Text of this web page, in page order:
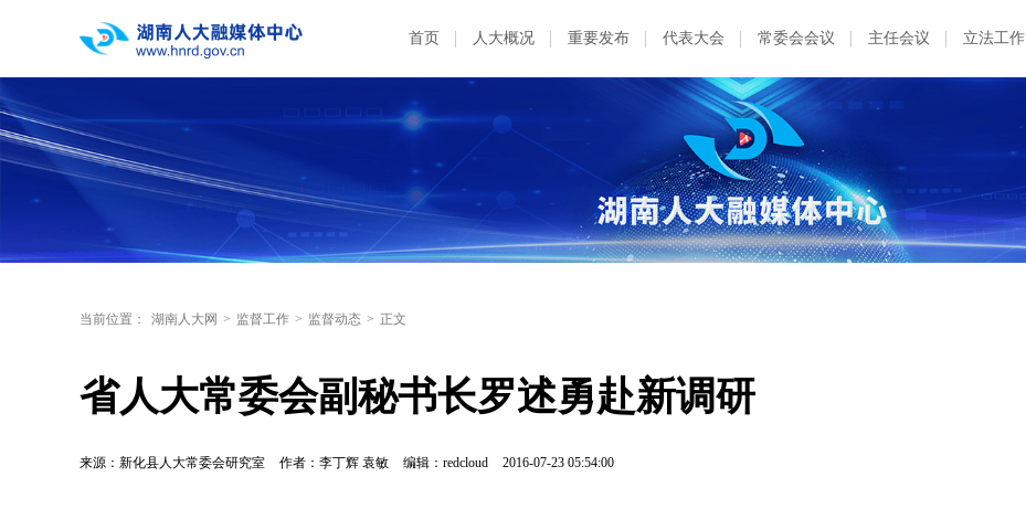
首页 人大概况 重要发布 代表大会 常委会会议 主任会议 立法工作
当前位置： 湖南人大网 > 监督工作 > 监督动态 > 正文
省人大常委会副秘书长罗述勇赴新调研
来源：新化县人大常委会研究室 作者：李丁辉 袁敏 编辑：redcloud 2016-07-23 05:54:00